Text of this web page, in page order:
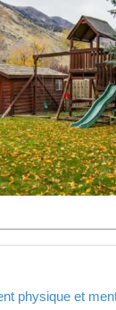
physique et